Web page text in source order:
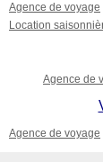
Agence de voyage
Location
Agence de
Agence de voyage